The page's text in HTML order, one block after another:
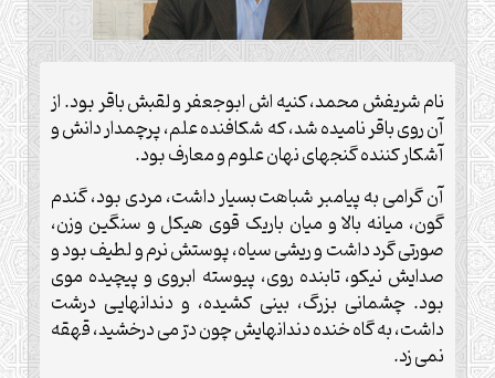
نام شریفش محمد، کنیه اش ابوجعفر و لقبش باقر بود. از
آن روی باقر نامیده شد، که شکافنده علم، پرچمدار دانش و
آشکار کننده گنجهای نهان علوم و معارف بود.
آن گرامی به پیامبر شباهت بسیار داشت، مردی بود، گندم
گون، میانه بالا و میان باریک قوی هیکل و سنگین وزن،
صورتی گرد داشت و ریشی سیاه، پوستش نرم و لطیف بود و
صدایش نیکو، تابنده روی، پیوسته ابروی و پیچیده موی
بود. چشمانی بزرگ، بینی کشیده، و دندانهایی درشت
داشت، به گاه خنده دندانهایش چون درّ می درخشید، قهقه
نمی زد.